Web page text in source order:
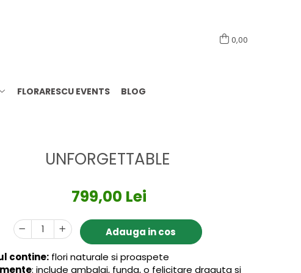
0,00
FLORARESCU EVENTS BLOG
UNFORGETTABLE
799,00 Lei
Adauga in cos
contine:flori naturale si proaspete
: include ambalaj, funda, o felicitare draguta si